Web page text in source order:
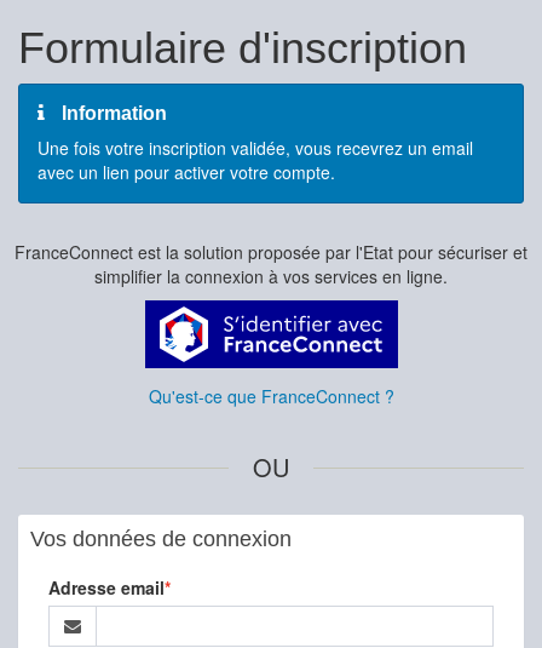
Formulaire d'inscription
Information
Une fois votre inscription validée, vous recevrez un email
avec un lien pour activer votre compte.
FranceConnect est la solution proposée par l'Etat pour sécuriser et
simplifier la connexion à vos services en ligne.
Qu'est-ce que FranceConnect ?
OU
Vos données de connexion
Adresse email